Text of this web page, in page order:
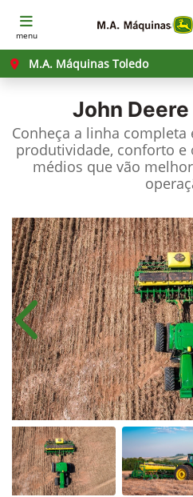
menu
M.A. Máquinas Toledo
John Deere
Conheça a linha
produtividade, conforto e
médios que vão
Anterior